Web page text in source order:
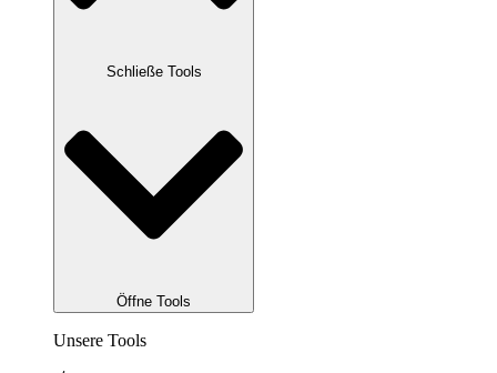
Schließe Tools
Öffne Tools
Unsere Tools